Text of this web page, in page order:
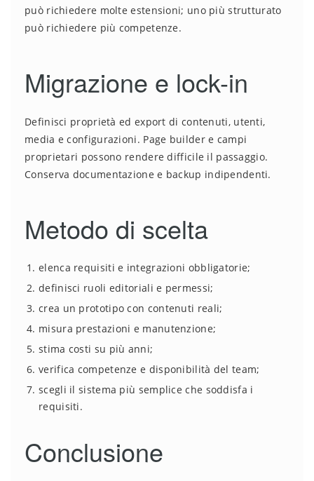
può richiedere molte estensioni; uno più strutturato
può richiedere più competenze.
Migrazione e lock-in
Definisci proprietà ed export di contenuti, utenti,
media e configurazioni. Page builder e campi
proprietari possono rendere difficile il passaggio.
Conserva documentazione e backup indipendenti.
Metodo di scelta
elenca requisiti e integrazioni obbligatorie;
definisci ruoli editoriali e permessi;
crea un prototipo con contenuti reali;
misura prestazioni e manutenzione;
stima costi su più anni;
verifica competenze e disponibilità del team;
scegli il sistema più semplice che soddisfa i
requisiti.
Conclusione